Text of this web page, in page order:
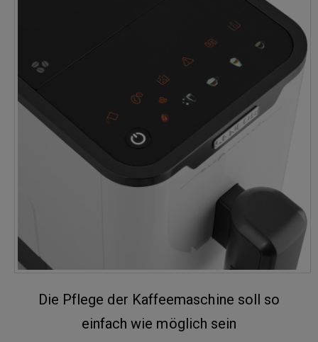
Die Pflege der Kaffeemaschine soll so
einfach wie möglich sein